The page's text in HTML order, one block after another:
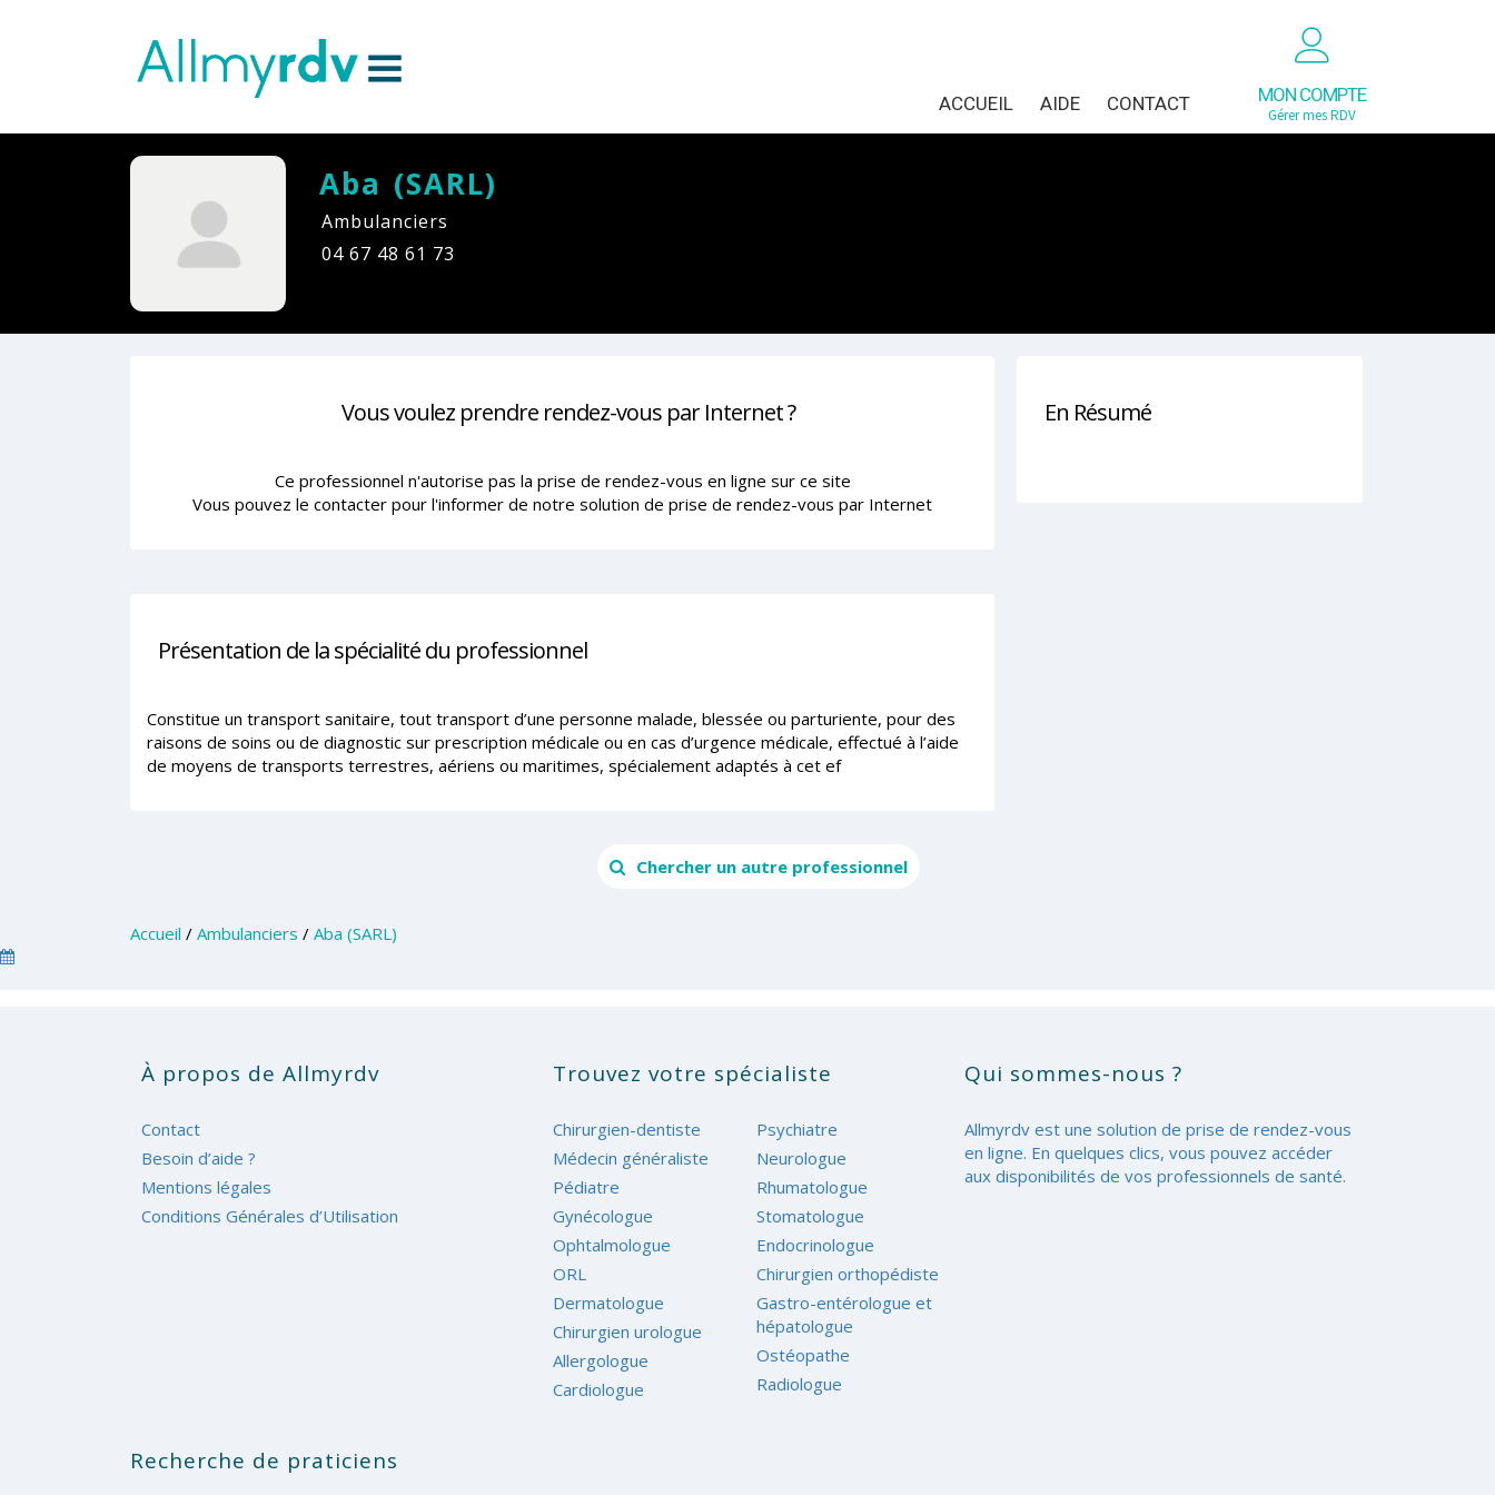
MON COMPTE
Gérer mes RDV
ACCUEIL AIDE CONTACT
Aba (SARL)
Ambulanciers
04 67 48 61 73
En Résumé
Vous voulez prendre rendez-vous par Internet ?
Ce professionnel n'autorise pas la prise de rendez-vous en ligne sur ce site
Vous pouvez le contacter pour l'informer de notre solution de prise de rendez-vous par Internet
Présentation de la spécialité du professionnel
Constitue un transport sanitaire, tout transport d’une personne malade, blessée ou parturiente, pour des
raisons de soins ou de diagnostic sur prescription médicale ou en cas d’urgence médicale, effectué à l’aide
de moyens de transports terrestres, aériens ou maritimes, spécialement adaptés à cet ef
Chercher un autre professionnel
Accueil / Ambulanciers / Aba (SARL)
À propos de Allmyrdv
Contact
Besoin d’aide ?
Mentions légales
Conditions Générales d’Utilisation
Trouvez votre spécialiste
Chirurgien-dentiste
Médecin généraliste
Pédiatre
Gynécologue
Ophtalmologue
ORL
Dermatologue
Chirurgien urologue
Allergologue
Cardiologue
Psychiatre
Neurologue
Rhumatologue
Stomatologue
Endocrinologue
Chirurgien orthopédiste
Gastro-entérologue et
hépatologue
Ostéopathe
Radiologue
Qui sommes-nous ?
Allmyrdv est une solution de prise de rendez-vous
en ligne. En quelques clics, vous pouvez accéder
aux disponibilités de vos professionnels de santé.
Recherche de praticiens